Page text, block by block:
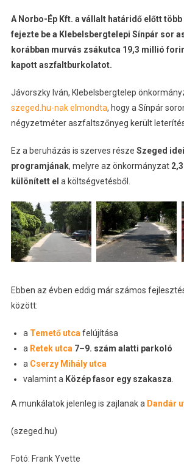
A Norbo-Ép Kft. a vállalt határidő előtt több
fejezte be a Klebelsbergtelepi Sínpár sor
korábban murvás zsákutca 19,3 millió
kapott aszfaltburkolatot.
Jávorszky Iván, Klebelsbergtelep
szeged.hu-nak elmondta, hogy a Sínpár
négyzetméter aszfaltszőnyeg került
Ez a beruházás is szerves része Szeged
programjának, melyre az önkormányzat
különített el a költségvetésből.
Ebben az évben eddig már számos
között:
a Temető utca felújítása
a Retek utca 7–9. szám alatti parkoló
a Cserzy Mihály utca
valamint a Közép fasor egy szakasza
A munkálatok jelenleg is zajlanak a Dandár
(szeged.hu)
Fotó: Frank Yvette